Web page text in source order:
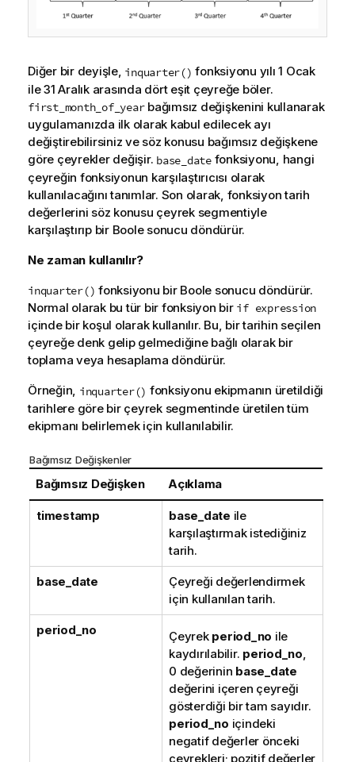
Diğer bir deyişle, inquarter() fonksiyonu yılı 1 Ocak
ile 31 Aralık arasında dört eşit çeyreğe böler.
first_month_of_yearbağımsız değişkenini kullanarak
uygulamanızda ilk olarak kabul edilecek ayı
değiştirebilirsiniz ve söz konusu bağımsız değişkene
göre çeyrekler değişir. base_datefonksiyonu, hangi
çeyreğin fonksiyonun karşılaştırıcısı olarak
kullanılacağını tanımlar. Son olarak, fonksiyon tarih
değerlerini söz konusu çeyrek segmentiyle
karşılaştırıp bir Boole sonucu döndürür.
Ne zaman kullanılır?
inquarter() fonksiyonu bir Boole sonucu döndürür.
Normal olarak bu tür bir fonksiyon bir if expression
içinde bir koşul olarak kullanılır. Bu, bir tarihin seçilen
çeyreğe denk gelip gelmediğine bağlı olarak bir
toplama veya hesaplama döndürür.
Örneğin, inquarter() fonksiyonu ekipmanın üretildiği
tarihlere göre bir çeyrek segmentinde üretilen tüm
ekipmanı belirlemek için kullanılabilir.
Bağımsız Değişkenler
Bağımsız Değişken Açıklama
timestamp base_date ile
karşılaştırmak istediğiniz
tarih.
base_date
Çeyreği değerlendirmek
için kullanılan tarih.
period_no Çeyrek period_no ile
kaydırılabilir. period_no
0 değerinin base_date
değerini içeren çeyreği
gösterdiği bir tam sayıdır.
period_no içindeki
negatif değerler önceki
çeyrekleri; pozitif değerler